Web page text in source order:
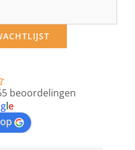
beoordelingen
gle